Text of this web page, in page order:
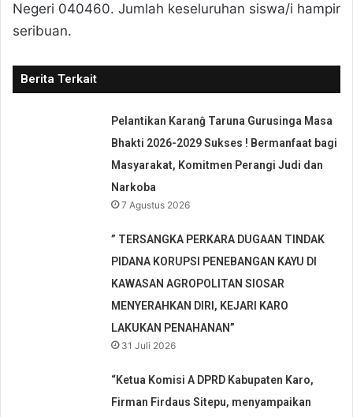
Negeri 040460. Jumlah keseluruhan siswa/i hampir
seribuan.
Berita Terkait
Pelantikan Karanĝ Taruna Gurusinga Masa
Bhakti 2026-2029 Sukses ! Bermanfaat bagi
Masyarakat, Komitmen Perangi Judi dan
Narkoba
7 Agustus 2026
” TERSANGKA PERKARA DUGAAN TINDAK
PIDANA KORUPSI PENEBANGAN KAYU DI
KAWASAN AGROPOLITAN SIOSAR
MENYERAHKAN DIRI, KEJARI KARO
LAKUKAN PENAHANAN”
31 Juli 2026
“Ketua Komisi A DPRD Kabupaten Karo,
Firman Firdaus Sitepu, menyampaikan